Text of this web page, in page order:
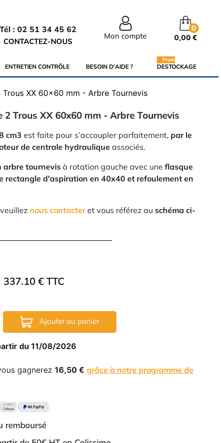
Tél : 02 51 34 45 62
CONTACTEZ-NOUS
Mon compte
0
0,00 €
ENTRETIEN CONTRÔLE BESOIN D'AIDE ? DESTOCKAGE
Promo
XX 60x60 mm - Arbre Tournevis
Trous XX 60x60 mm - Arbre Tournevis
cm3 est faite pour s’accoupler parfaitement, par le
de centrale hydraulique associés.
arbre tournevisà rotation gauche avec une flasque
rectangle d'aspiration en 40x40 et refoulement en
nous contacteret vous référez au schéma ci-
337.10 € TTC
Ajouter au panier
du 11/08/2026
gagnerez 16,50 € grâce à notre programme de
remboursé